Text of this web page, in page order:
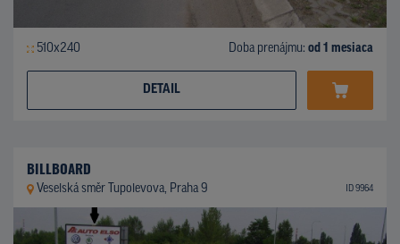
510x240 Doba prenájmu: od 1 mesiaca
DETAIL
BILLBOARD
Veselská směr Tupolevova, Praha 9 ID 9964